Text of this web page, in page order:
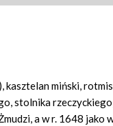
kasztelan miński,
stolnika
a w r. 1648 jako